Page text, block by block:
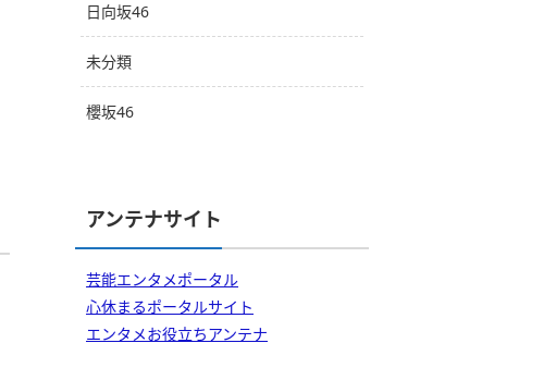
日向坂46
未分類
櫻坂46
アンテナサイト
芸能エンタメポータル
心休まるポータルサイト
エンタメお役立ちアンテナ